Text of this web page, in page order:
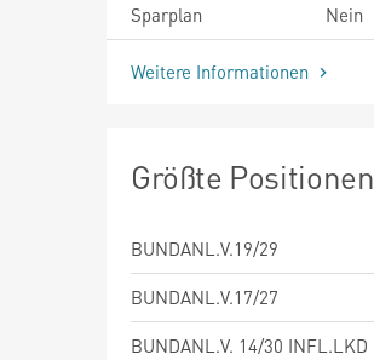
Sparplan
Nein
Weitere Informationen
Größte Positionen
BUNDANL.V.19/29
BUNDANL.V.17/27
BUNDANL.V. 14/30 INFL.LKD